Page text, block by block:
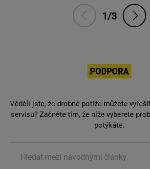
1/3
PODPORA
Věděli jste, že drobné potíže můžete
servisu? Začněte tím, že níže vyberete
potýkáte.
Management